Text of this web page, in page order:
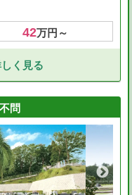
42万円～
く見る
問